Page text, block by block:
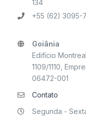
134
+55 (62) 3095-
Goiânia
Edifício
1109/1110,
06472-001
Contato
Segunda -